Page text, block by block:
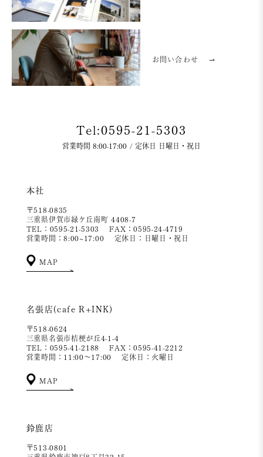
お問い合わせ ⇀
Tel:0595-21-5303
営業時間 8:00-17:00 / 定休日 日曜日・祝日
本社
〒518-0835
三重県伊賀市緑ケ丘南町 4408-7
TEL：0595-21-5303
FAX：0595-24-4719
営業時間：8:00~17:00
定休日：日曜日・祝日
MAP
名張店(cafe R+INK)
〒518-0624
三重県名張市桔梗が丘4-1-4
TEL：0595-41-2188
FAX：0595-41-2212
営業時間：11:00～17:00
定休日：火曜日
MAP
鈴鹿店
〒513-0801